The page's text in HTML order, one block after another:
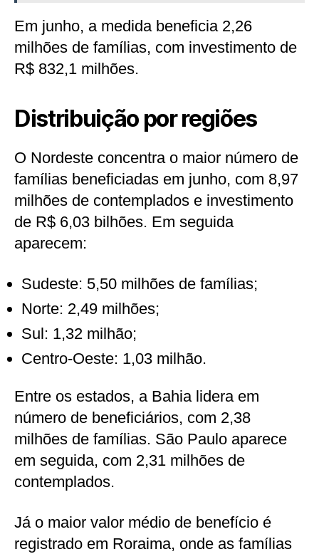
Em junho, a medida beneficia 2,26
milhões de famílias, com investimento de
R$ 832,1 milhões.
Distribuição por regiões
O Nordeste concentra o maior número de
famílias beneficiadas em junho, com 8,97
milhões de contemplados e investimento
de R$ 6,03 bilhões. Em seguida
aparecem:
Sudeste: 5,50 milhões de famílias;
Norte: 2,49 milhões;
Sul: 1,32 milhão;
Centro-Oeste: 1,03 milhão.
Entre os estados, a Bahia lidera em
número de beneficiários, com 2,38
milhões de famílias. São Paulo aparece
em seguida, com 2,31 milhões de
contemplados.
Já o maior valor médio de benefício é
registrado em Roraima, onde as famílias